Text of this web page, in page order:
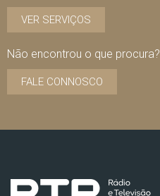
VER SERVIÇOS
Não encontrou o que procura?
FALE CONNOSCO